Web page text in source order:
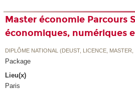
Master économie Parcours
économiques, numériques
DIPLÔME NATIONAL (DEUST, LICENCE,
Package
Lieu(x)
Paris